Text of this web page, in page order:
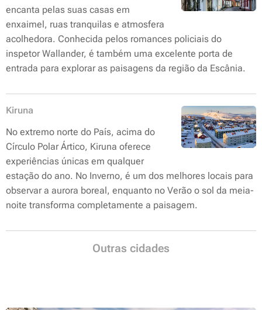
encanta pelas suas casas em
enxaimel, ruas tranquilas e atmosfera
acolhedora. Conhecida pelos romances policiais do
inspetor Wallander, é também uma excelente porta de
entrada para explorar as paisagens da região da Escânia.
Kiruna
No extremo norte do País, acima do
Círculo Polar Ártico, Kiruna oferece
experiências únicas em qualquer
estação do ano. No Inverno, é um dos melhores locais para
observar a aurora boreal, enquanto no Verão o sol da meia-
noite transforma completamente a paisagem.
Outras cidades